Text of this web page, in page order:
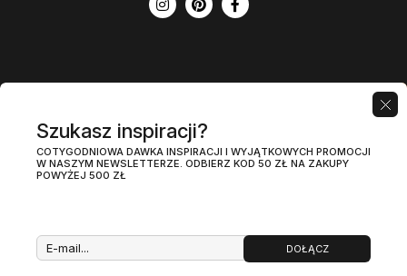
Regulamin Polityka prywatności
Szukasz inspiracji?
COTYGODNIOWA DAWKA INSPIRACJI I WYJĄTKOWYCH PROMOCJI
W NASZYM NEWSLETTERZE. ODBIERZ KOD 50 ZŁ NA ZAKUPY
POWYŻEJ 500 ZŁ
DOŁĄCZ